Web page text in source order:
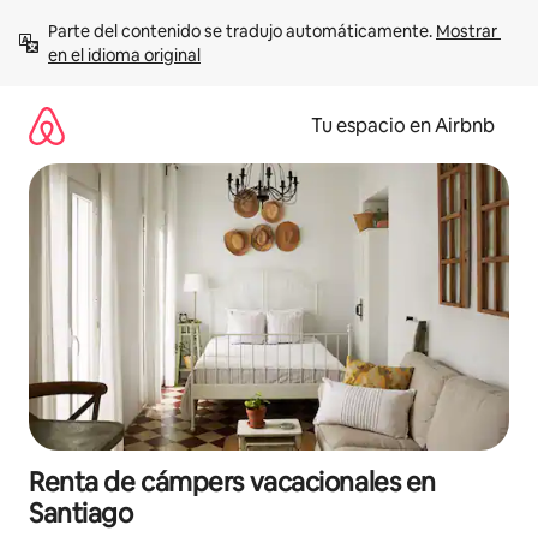
contenido
Parte del contenido se tradujo automáticamente. Mostrar
en el idioma original
Tu espacio en Airbnb
Renta de cámpers vacacionales en
Santiago